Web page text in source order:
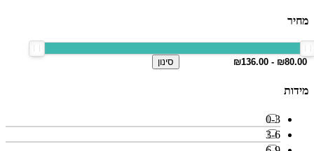
מחיר
סינון
מידות
0-3
3-6